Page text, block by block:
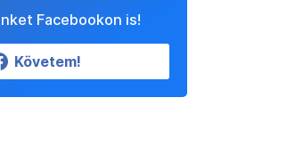
Facebookon is!
Követem!